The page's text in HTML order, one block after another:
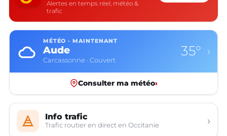
Alertes en temps réel, météo &
trafic
MÉTÉO · MAINTENANT
Aude
Carcassonne · Couvert
35° ›
Consulter ma météo›
Info trafic
Trafic routier en direct en Occitanie ›